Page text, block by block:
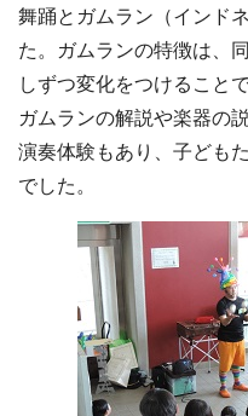
舞踊とガムラン（インド
た。ガムランの特徴は、
しずつ変化をつけること
ガムランの解説や楽器の
演奏体験もあり、子ども
でした。